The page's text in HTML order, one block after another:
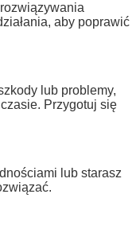
aby poprawić
lub problemy,
Przygotuj się
lub starasz